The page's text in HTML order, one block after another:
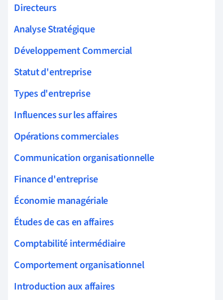
Directeurs
Analyse Stratégique
Développement Commercial
Statut d'entreprise
Types d'entreprise
Influences sur les affaires
Opérations commerciales
Communication organisationnelle
Finance d'entreprise
Économie managériale
Études de cas en affaires
Comptabilité intermédiaire
Comportement organisationnel
Introduction aux affaires